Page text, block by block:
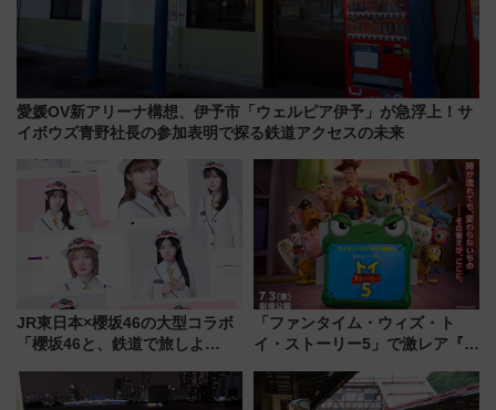
愛媛OV新アリーナ構想、伊予市「ウェルピア伊予」が急浮上！サ
イボウズ青野社長の参加表明で探る鉄道アクセスの未来
JR東日本×櫻坂46の大型コラボ
「櫻坂46と、鉄道で旅しよ
潟・長野・庄内へ
「ファンタイム・ウィズ・ト
イ・ストーリー5」で激レア『ロ
デコレーションも徹底解説